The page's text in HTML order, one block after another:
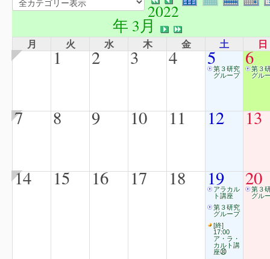
2022
年 3月
月 火 水 木 金 土 日
1 2 3 4 5第３研究
グループ
6第３
グル
7 8 9 10 11 12 13
14 15 16 17 18 19
アラカル
ト講座
第３研究
グループ
[終]
17:00
ア・ラ・
カルト講
座㉚
20
第３
グル